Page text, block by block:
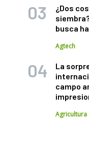
¿Dos
busca
Agtech
La
campo
Agricultura